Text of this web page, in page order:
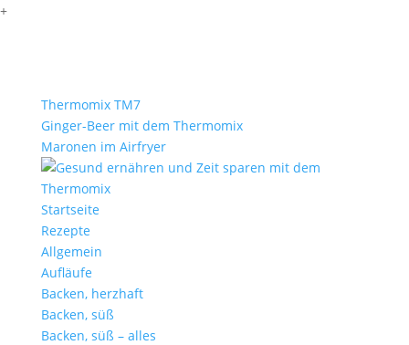
+
Thermomix TM7
Ginger-Beer mit dem Thermomix
Maronen im Airfryer
Startseite
Rezepte
Allgemein
Aufläufe
Backen, herzhaft
Backen, süß
Backen, süß – alles